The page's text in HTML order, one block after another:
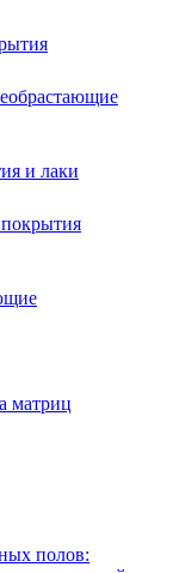
и лаки
матриц
полов: